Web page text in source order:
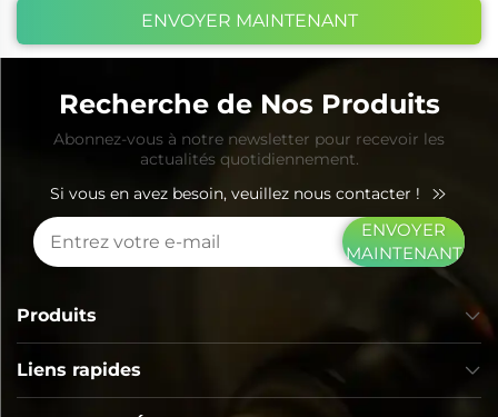
ENVOYER MAINTENANT
Recherche de Nos Produits
Abonnez-vous à notre newsletter pour recevoir les
actualités quotidiennement.
Si vous en avez besoin, veuillez nous contacter !
ENVOYER
MAINTENANT
Liens rapides
Produits